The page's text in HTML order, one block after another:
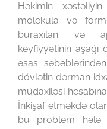
Həkimin
molekula və
buraxılan və
keyfiyyətinin aşağı
əsas
dövlətin dərman
müdaxiləsi
İnkişaf etməkdə
bu problem hələ